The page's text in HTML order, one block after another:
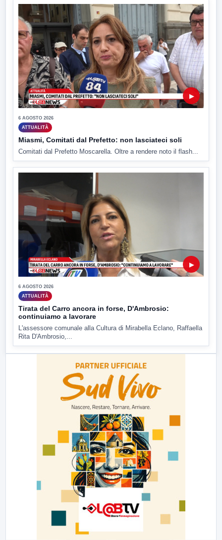
▶
6 AGOSTO 2026
ATTUALITÀ
Miasmi, Comitati dal Prefetto: non lasciateci soli
Comitati dal Prefetto Moscarella. Oltre a rendere noto il flash...
▶
6 AGOSTO 2026
ATTUALITÀ
Tirata del Carro ancora in forse, D'Ambrosio:
continuiamo a lavorare
L'assessore comunale alla Cultura di Mirabella Eclano, Raffaella
Rita D'Ambrosio,...